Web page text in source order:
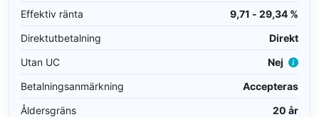
Effektiv ränta
9,71 - 29,34 %
Direktutbetalning
Direkt
Utan UC
Nej
Betalningsanmärkning
Accepteras
Åldersgräns
20 år